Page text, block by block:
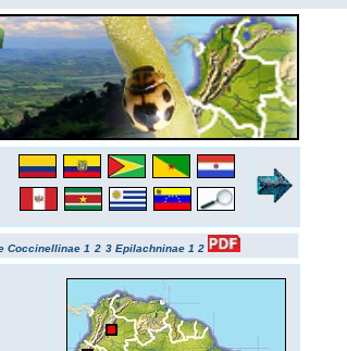
Coccinellinae 1 2 3 Epilachninae 1 2